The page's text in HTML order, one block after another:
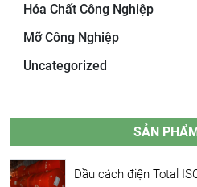
Hóa Chất Công Nghiệp
Mỡ Công Nghiệp
Uncategorized
SẢN
Dầu cách điện Total